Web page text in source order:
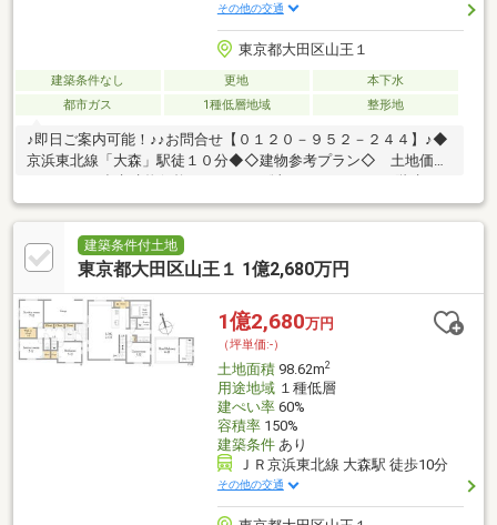
その他の交通
東京都大田区山王１
建築条件なし 更地
本下水
都市ガス
1種低層地域 整形地
♪即日ご案内可能！♪♪お問合せ【０１２０－９５２－２４４】♪◆
京浜東北線「大森」駅徒１０分◆◇建物参考プラン◇ 土地価格
３SLDK＋車庫付き♪◆快適な住環境◆ 小学校、スーパー、コン
ビニ等が徒歩１０分圏内♪ 公園多数あり、子育てに優しい住環境
です♪◇ハウスメーカーのご紹介もおまかせください！◇建築条
件なしのためお好きなハウスメーカーで建築可能！
ーのご紹介もお任せください□山王小学校□大森第三中学校
建築条件付土地
東京都大田区山王１ 1億2,680万円
1億2,680万円
（坪単価:-）
土地面積98.62m2
用途地域１種低層
建ぺい率60%
容積率150%
建築条件あり
ＪＲ京浜東北線 大森駅 徒歩10分
その他の交通